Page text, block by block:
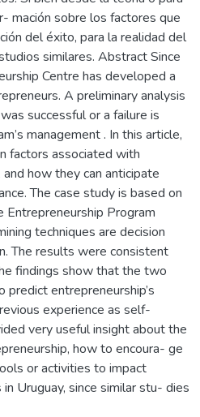
mación sobre los factores que
del éxito, para la realidad del
similares. Abstract Since
Centre has developed a
A preliminary analysis
successful or a failure is
management . In this article,
factors associated with
and how they can anticipate
The case study is based on
Program
techniques are decision
The results were consistent
findings show that the two
entrepreneurship’s
experience as self-
very useful insight about the
how to encoura- ge
or activities to impact
Uruguay, since similar stu- dies